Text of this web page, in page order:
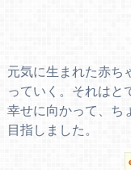
元気に生まれた赤ち
っていく。それはと
幸せに向かって、ち
目指しました。